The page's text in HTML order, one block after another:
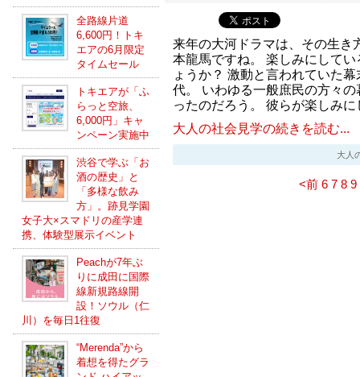
全路線片道
6,600円！トキ
エアの6月限定
タイムセール
トキエアが「ふ
らっと空旅、
6,000円」キャ
ンペーン実施中
渋谷で学ぶ「お
酒の歴史」と
「多様な飲み
方」。跡見学園
女子大×スマドリの産学連
携、体験型展示イベント
Peachが7年ぶ
りに成田に国際
線新規路線開
設！ソウル（仁
川）を毎日1往復
“Merenda”から
着想を得たグラ
来年の大河ドラマは、その生き
本龍馬ですね。 楽しみにして
ょうか？ 激動と言われていた
代。 いわゆる一般庶民の方々
ったのだろう。 彼らが楽しみ
大人の社会見学の続きを読む...
大人
<前 6 7 8 9